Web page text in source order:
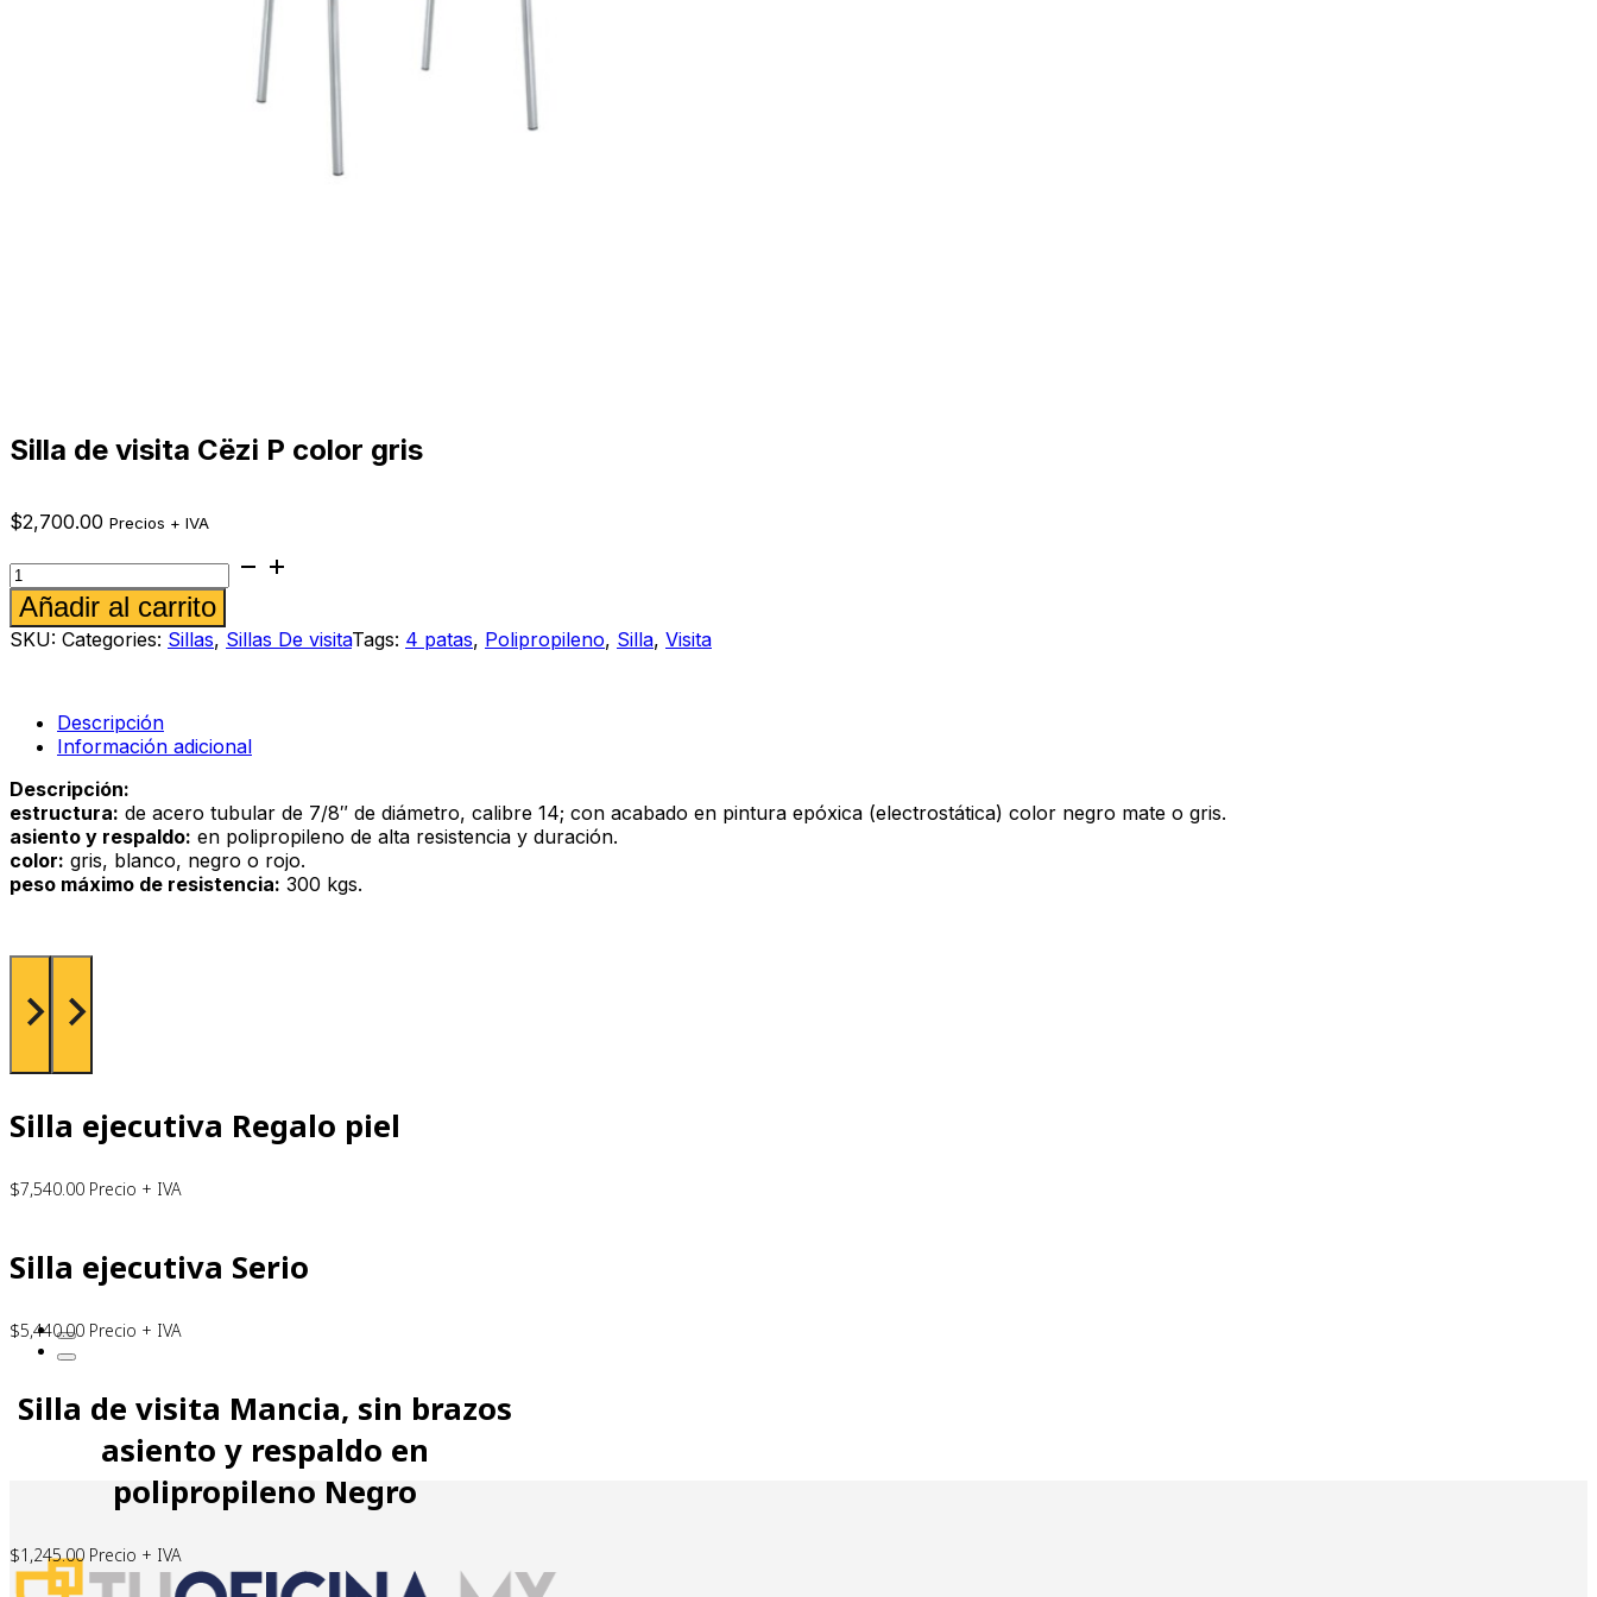
Silla de visita Cëzi P color gris
$2,700.00 Precios + IVA
Silla
de
visita
Cëzi
P
cantidad
Añadir al carrito
SKU: Categories: Sillas, Sillas De visitaTags: 4 patas, Polipropileno, Silla, Visita
Descripción
Información adicional
Descripción:
estructura: de acero tubular de 7/8″ de diámetro, calibre 14; con acabado en pintura epóxica (electrostática) color negro mate o gris.
asiento y respaldo: en polipropileno de alta resistencia y duración.
color: gris, blanco, negro o rojo.
peso máximo de resistencia: 300 kgs.
Silla ejecutiva Regalo piel
$7,540.00 Precio + IVA
Silla ejecutiva Serio
$5,440.00 Precio + IVA
Silla de visita Mancia, sin brazos
asiento y respaldo en
polipropileno Negro
$1,245.00 Precio + IVA